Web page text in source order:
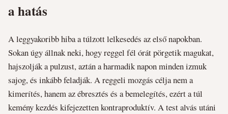
a hatás
A leggyakoribb hiba a túlzott lelkesedés az első napokban.
Sokan úgy állnak neki, hogy reggel fél órát pörgetik magukat,
hajszolják a pulzust, aztán a harmadik napon minden izmuk
sajog, és inkább feladják. A reggeli mozgás célja nem a
kimerítés, hanem az ébresztés és a bemelegítés, ezért a túl
kemény kezdés kifejezetten kontraproduktív. A test alvás utáni